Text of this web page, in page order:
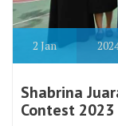
2 Jan
Shabrina
Contest 2023